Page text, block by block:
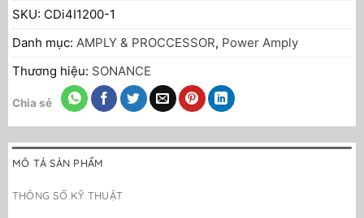
SKU: CDi4I1200-1
Danh mục: AMPLY & PROCCESSOR, Power Amply
Thương hiệu: SONANCE
Chia sẻ
MÔ TẢ SẢN PHẨM
THÔNG SỐ KỸ THUẬT